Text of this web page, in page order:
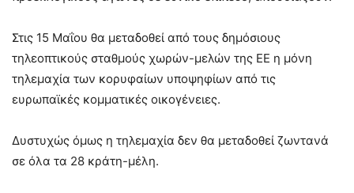
Στις 15 Μαΐου θα μεταδοθεί από τους δημόσιους
τηλεοπτικούς σταθμούς χωρών-μελών της ΕΕ η μόνη
τηλεμαχία των κορυφαίων υποψηφίων από τις
ευρωπαϊκές κομματικές οικογένειες.
Δυστυχώς όμως η τηλεμαχία δεν θα μεταδοθεί ζωντανά
σε όλα τα 28 κράτη-μέλη.